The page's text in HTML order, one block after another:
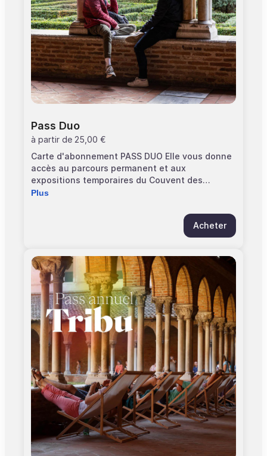
Pass Duo
à partir de 25,00 €
Carte d'abonnement PASS DUO Elle vous donne
accès au parcours permanent et aux
expositions temporaires du Couvent des
Jacobins. Elle est strictement personnelle et
Conservez bien votre pass avec vous. Le
titulaire peut être accompagné d'une personne
de son choix. Pensez à vous munir de deux
l'attente en caisse.
Plus
Acheter